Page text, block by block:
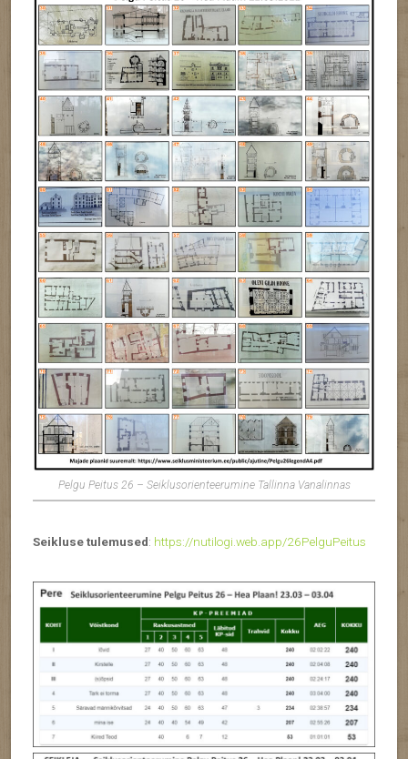
Pelgu Peitus 26 – Seiklusorienteerumine Tallinna Vanalinnas
Seikluse tulemused: https://nutilogi.web.app/26PelguPeitus